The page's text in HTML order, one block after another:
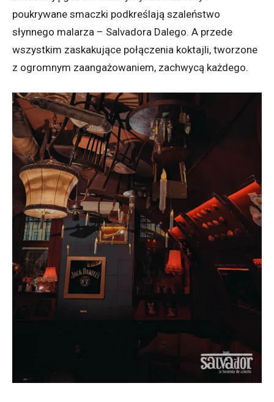
poukrywane smaczki podkreślają szaleństwo
słynnego malarza – Salvadora Dalego. A przede
wszystkim zaskakujące połączenia koktajli, tworzone
z ogromnym zaangażowaniem, zachwycą każdego.